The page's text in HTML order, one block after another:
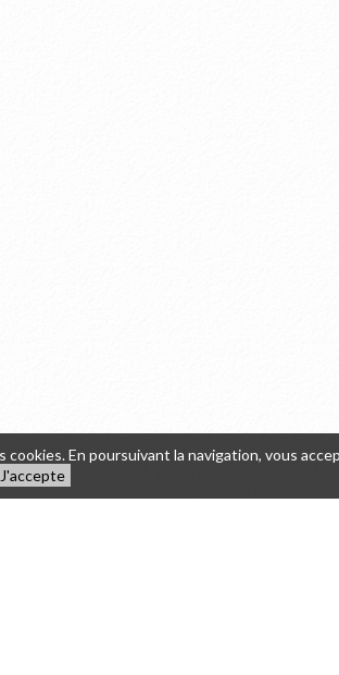
cookies. En poursuivant la navigation, vous
J'accepte